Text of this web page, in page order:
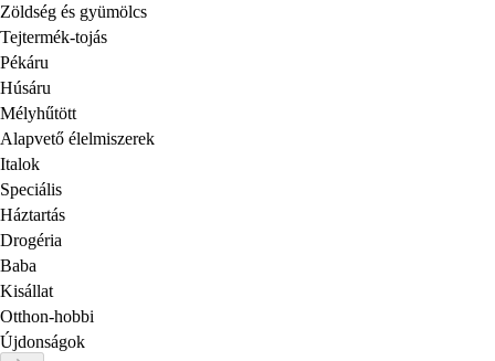
Zöldség és gyümölcs
Tejtermék-tojás
Pékáru
Húsáru
Mélyhűtött
Alapvető élelmiszerek
Italok
Speciális
Háztartás
Drogéria
Baba
Kisállat
Otthon-hobbi
Újdonságok